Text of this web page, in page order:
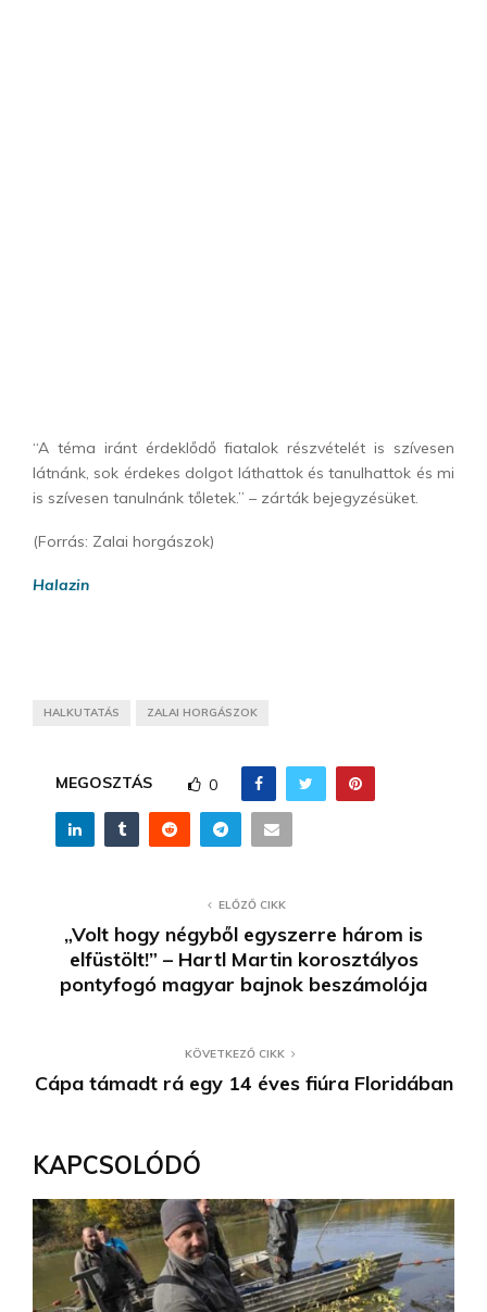
“A téma iránt érdeklődő fiatalok részvételét is szívesen
látnánk, sok érdekes dolgot láthattok és tanulhattok és mi
is szívesen tanulnánk tőletek.” – zárták bejegyzésüket.
(Forrás: Zalai horgászok)
Halazin
HALKUTATÁS ZALAI HORGÁSZOK
MEGOSZTÁS 0
ELŐZŐ CIKK
„Volt hogy négyből egyszerre három is
elfüstölt!” – Hartl Martin korosztályos
pontyfogó magyar bajnok beszámolója
KÖVETKEZŐ CIKK
Cápa támadt rá egy 14 éves fiúra Floridában
KAPCSOLÓDÓ